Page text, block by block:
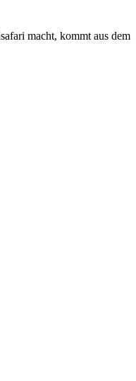
macht, kommt aus dem